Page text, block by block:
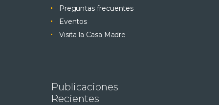
Preguntas frecuentes
Eventos
Visita la Casa Madre
Publicaciones
Recientes